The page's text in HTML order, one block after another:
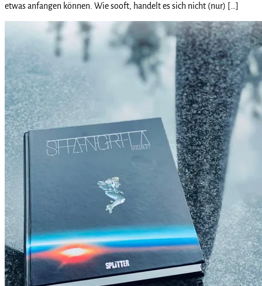
etwas anfangen können. Wie sooft, handelt es sich nicht (nur) […]